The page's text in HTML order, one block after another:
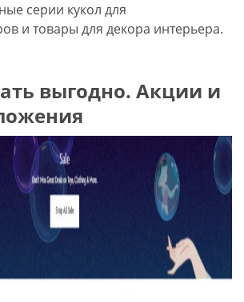
серии кукол для
и товары для декора интерьера.
выгодно. Акции и